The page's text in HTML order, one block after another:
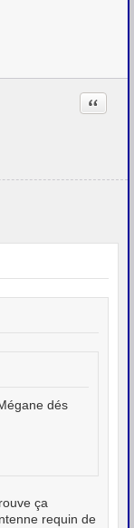
Citation
dés
ça
requin de